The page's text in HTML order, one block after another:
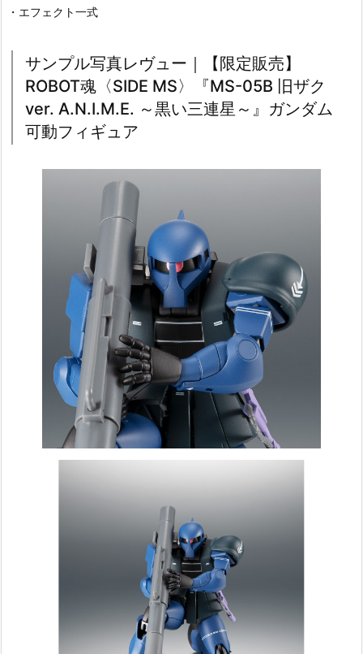
・エフェクト一式
サンプル写真レヴュー｜【限定販売】
ROBOT魂〈SIDE MS〉『MS-05B 旧ザク
ver. A.N.I.M.E. ～黒い三連星～』ガンダム
可動フィギュア